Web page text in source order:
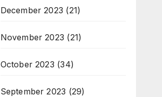
December 2023 (21)
November 2023 (21)
October 2023 (34)
September 2023 (29)